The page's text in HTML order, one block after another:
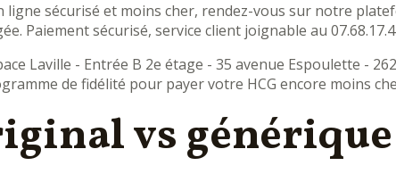
ligne sécurisé et moins cher, rendez-vous sur notre
Paiement sécurisé, service client joignable au
Laville - Entrée B 2e étage - 35 avenue Espoulette -
de fidélité pour payer votre HCG encore moins
vs générique